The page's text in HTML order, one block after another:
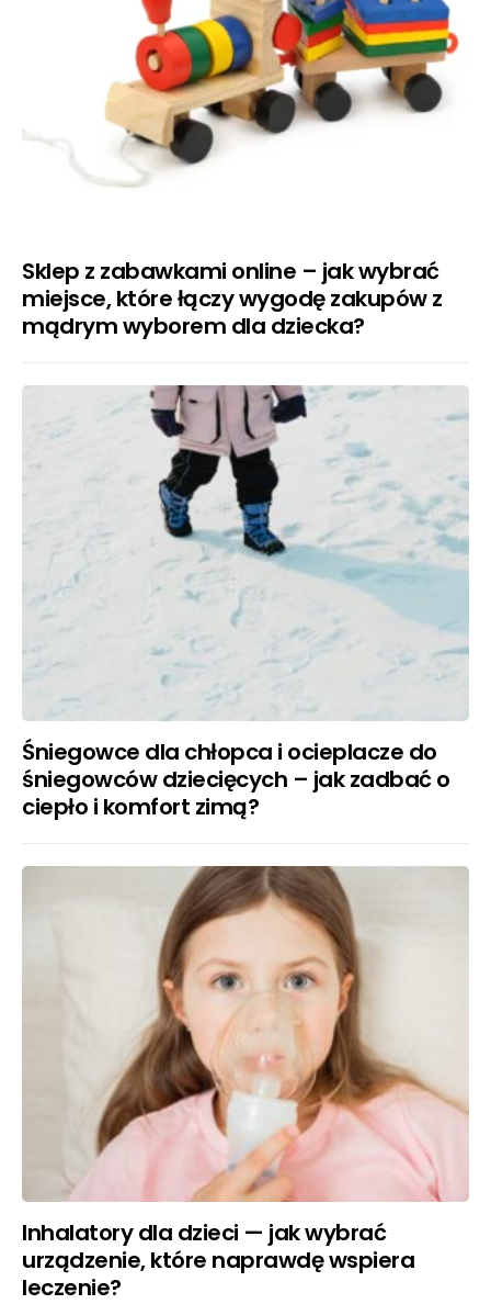
Sklep z zabawkami online – jak wybrać
miejsce, które łączy wygodę zakupów z
mądrym wyborem dla dziecka?
Śniegowce dla chłopca i ocieplacze do
śniegowców dziecięcych – jak zadbać o
ciepło i komfort zimą?
Inhalatory dla dzieci — jak wybrać
urządzenie, które naprawdę wspiera
leczenie?